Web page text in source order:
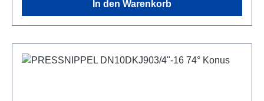
In den Warenkorb